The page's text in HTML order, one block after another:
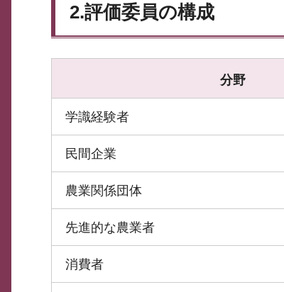
2.評価委員の構成
分野
学識経験者
民間企業
農業関係団体
先進的な農業者
消費者